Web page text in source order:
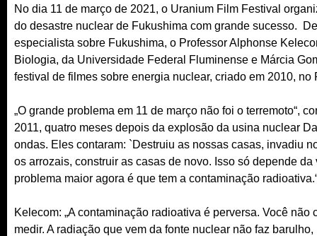
No dia 11 de março de 2021, o Uranium Film Festival
do desastre nuclear de Fukushima com grande sucesso.
especialista sobre Fukushima, o Professor Alphonse
Biologia, da Universidade Federal Fluminense e Márcia
festival de filmes sobre energia nuclear, criado em 2010,
„O grande problema em 11 de março não foi o terremoto“,
2011, quatro meses depois da explosão da usina nuclear
ondas. Eles contaram: `Destruiu as nossas casas, invadiu
os arrozais, construir as casas de novo. Isso só depende
problema maior agora é que tem a contaminação
Kelecom: „A contaminação radioativa é perversa. Você
medir. A radiação que vem da fonte nuclear não faz